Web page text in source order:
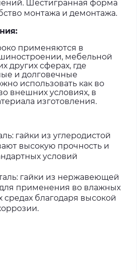
Шестигранная форма
монтажа и демонтажа.
применяются в
мебельной
других сферах, где
и долговечные
использовать как во
внешних условиях, в
изготовления.
гайки из углеродистой
высокую прочность и
условий
гайки из нержавеющей
применения во влажных
средах благодаря высокой